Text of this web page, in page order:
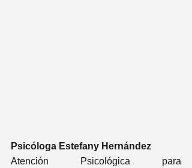
Psicóloga Estefany Hernández
Atención Psicológica para